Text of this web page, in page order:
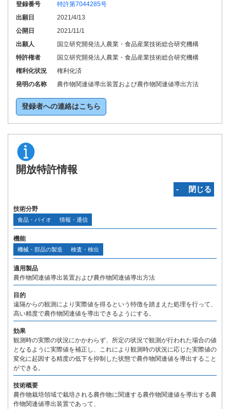
登録番号
特許第7044285号
出願日
2021/4/13
公開日
2021/11/1
出願人
国立研究開発法人農業・食品産業技術総合研究機構
特許権者
国立研究開発法人農業・食品産業技術総合研究機構
権利化状況
権利化済
発明の名称
農作物関連値導出装置および農作物関連値導出方法
登録者への連絡はこちら
開放特許情報
‐ 閉じる
技術分野
食品・バイオ 情報・通信
機能
機械・部品の製造 検査・検出
適用製品
農作物関連値導出装置および農作物関連値導出方法
目的
遠隔からの観測により実際値を得るという特徴を踏まえた処理を行って、
高い精度で農作物関連値を導出できるようにする。
効果
観測時の実際の状況にかかわらず、所定の状況で観測が行われた場合の値
となるように実際値を補正し、これにより観測時の状況に応じた実際値の
変化に起因する精度の低下を抑制した状態で農作物関連値を導出すること
ができる。
技術概要
農作物栽培領域で栽培される農作物に関連する農作物関連値を導出する農
作物関連値導出装置であって、